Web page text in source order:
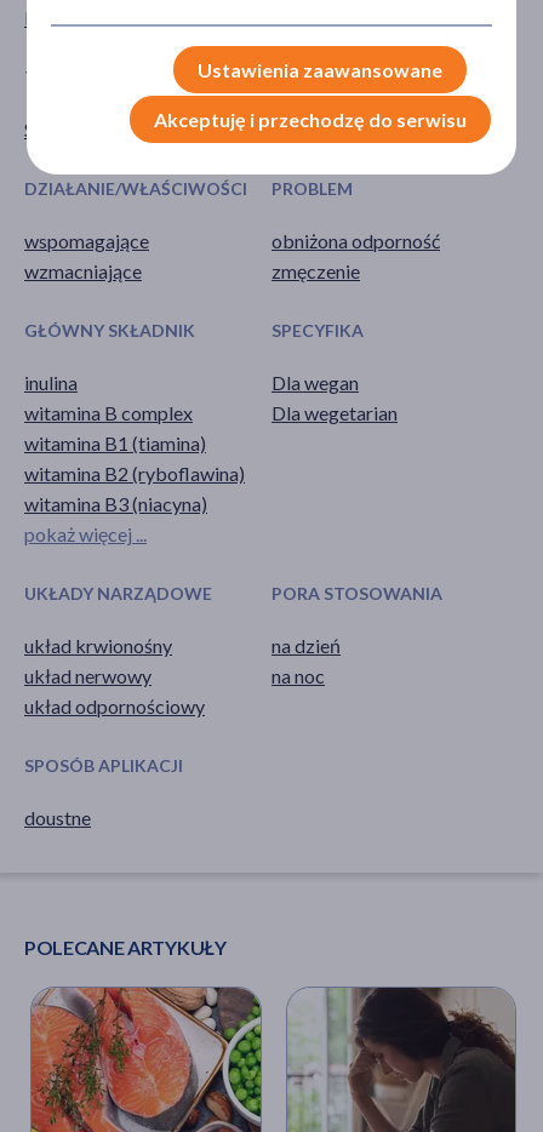
Kobieta
TYP PRODUKTU
Suplement diety
POSTAĆ
kapsułki
DZIAŁANIE/WŁAŚCIWOŚCI
wspomagające
wzmacniające
PROBLEM
obniżona odporność
zmęczenie
GŁÓWNY SKŁADNIK
inulina
witamina B complex
witamina B1 (tiamina)
witamina B2 (ryboflawina)
witamina B3 (niacyna)
pokaż więcej ...
SPECYFIKA
Dla wegan
Dla wegetarian
UKŁADY NARZĄDOWE
układ krwionośny
układ nerwowy
układ odpornościowy
PORA STOSOWANIA
na dzień
na noc
SPOSÓB APLIKACJI
doustne
POLECANE ARTYKUŁY
Ustawienia zaawansowane
Akceptuję i przechodzę do serwisu